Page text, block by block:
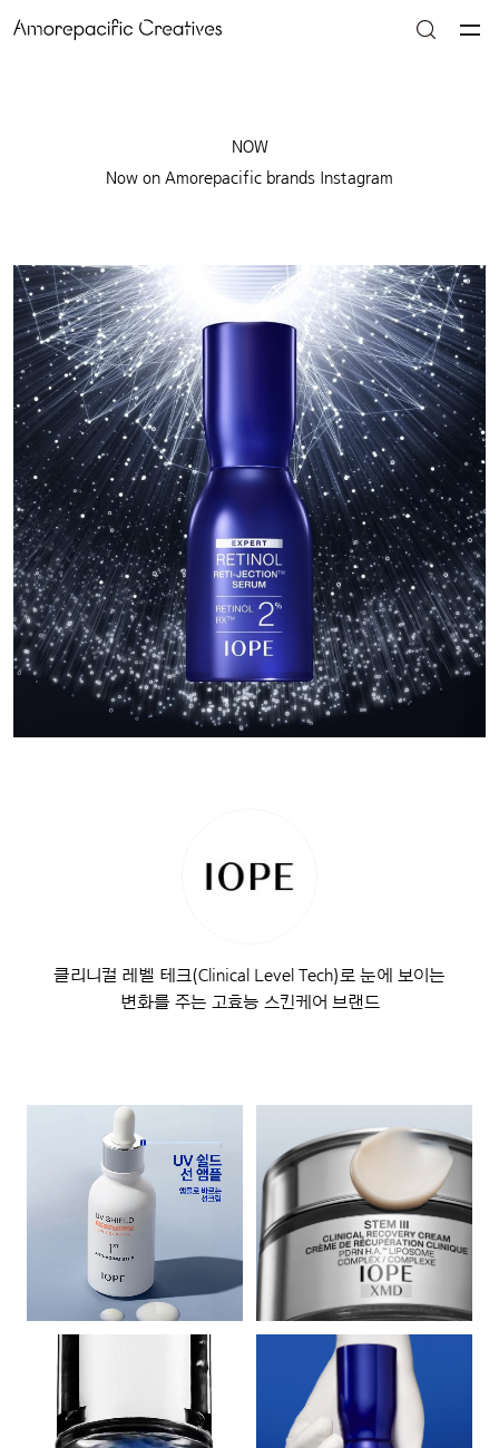
NOW
Now on Amorepacific brands Instagram
클리니컬 레벨 테크(Clinical Level Tech)로 눈에 보이는
변화를 주는 고효능 스킨케어 브랜드